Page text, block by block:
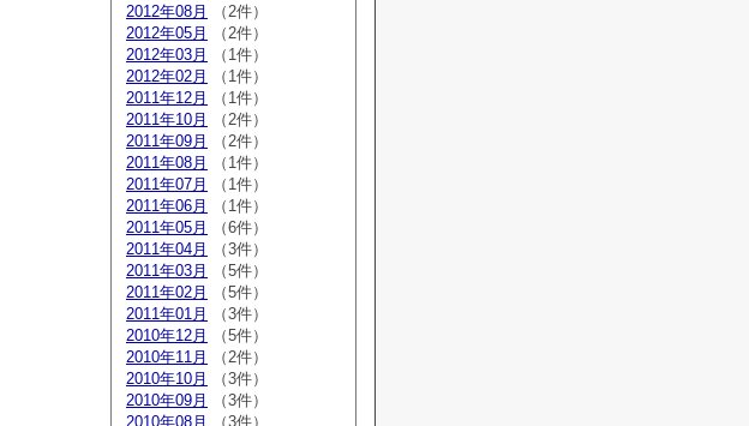
2012年08月
（2件）
2012年05月
（2件）
2012年03月
（1件）
2012年02月
（1件）
2011年12月
（1件）
2011年10月
（2件）
2011年09月
（2件）
2011年08月
（1件）
2011年07月
（1件）
2011年06月
（1件）
2011年05月
（6件）
2011年04月
（3件）
2011年03月
（5件）
2011年02月
（5件）
2011年01月
（3件）
2010年12月
（5件）
2010年11月
（2件）
2010年10月
（3件）
2010年09月
（3件）
2010年08月
（3件）